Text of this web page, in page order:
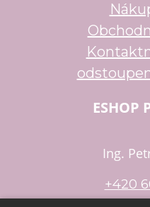
ESHOP
Ing.
+420